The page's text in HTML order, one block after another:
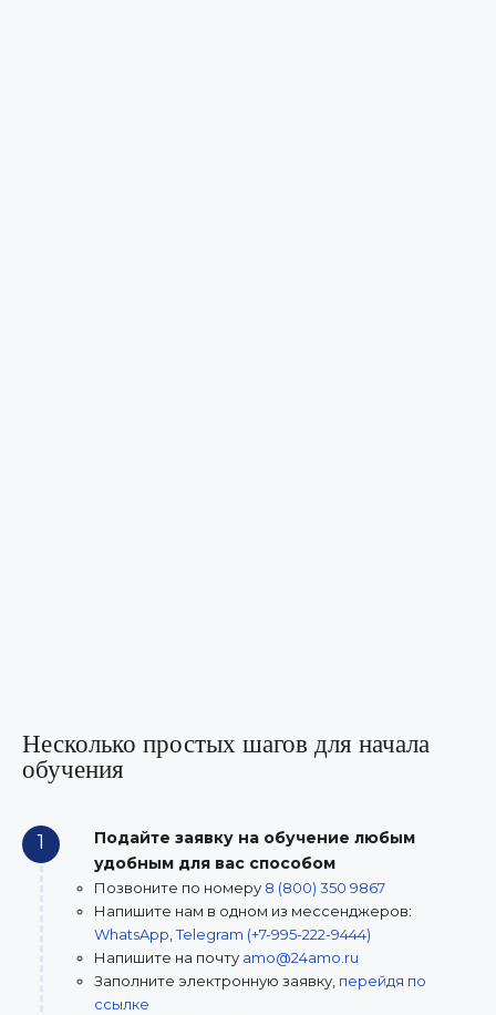
Несколько простых шагов для начала
обучения
1
Подайте заявку на обучение любым
удобным для вас способом
Позвоните по номеру 8 (800) 350 9867
Напишите нам в одном из мессенджеров:
WhatsApp ,Telegram (+7-995-222-9444)
Напишите на почту amo@24amo.ru
Заполните электронную заявку, перейдя по
ссылке